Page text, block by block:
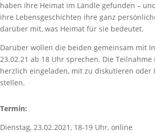
haben ihre Heimat im Ländle gefunden –
ihre Lebensgeschichten ihre ganz
darüber mit, was Heimat für sie bedeutet.
Darüber wollen die beiden gemeinsam mit
23.02.21 ab 18 Uhr sprechen. Die Teilnahme
herzlich eingeladen, mit zu diskutieren oder
stellen.
Termin:
Dienstag, 23.02.2021, 18-19 Uhr, online